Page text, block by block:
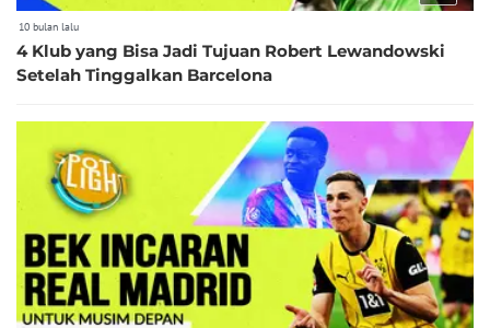
10 bulan lalu
4 Klub yang Bisa Jadi Tujuan Robert Lewandowski
Setelah Tinggalkan Barcelona